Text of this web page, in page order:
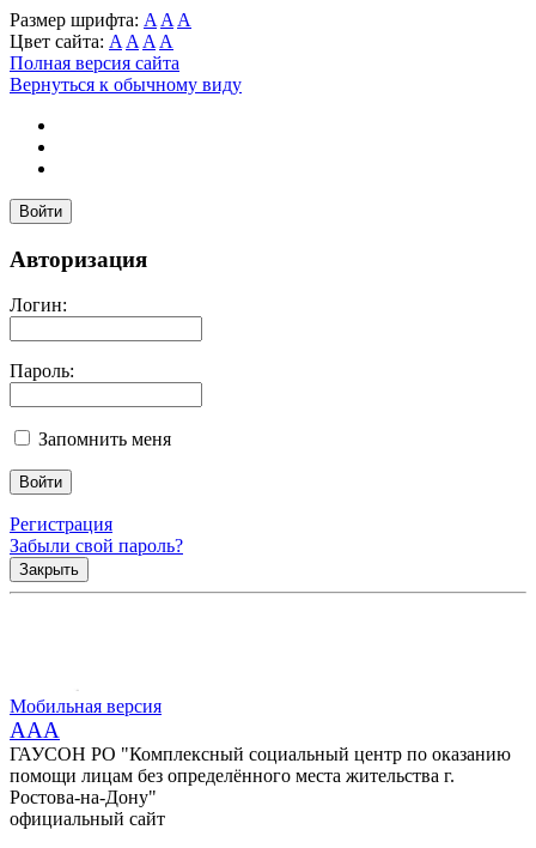
Размер шрифта: A A A
Цвет сайта: A A A A
Полная версия сайта
Вернуться к обычному виду
Войти
Авторизация
Логин:
Пароль:
Запомнить меня
Регистрация
Забыли свой пароль?
Закрыть
Мобильная версия
AAA
ГАУСОН РО "Комплексный социальный центр по оказанию
помощи лицам без определённого места жительства г.
Ростова-на-Дону"
официальный сайт